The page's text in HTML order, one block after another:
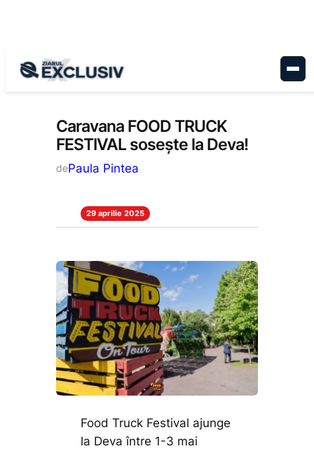
Stiri la zi
Caravana FOOD TRUCK
FESTIVAL sosește la Deva!
dePaula Pintea
29 aprilie 2025
Food Truck Festival ajunge
la Deva între 1-3 mai